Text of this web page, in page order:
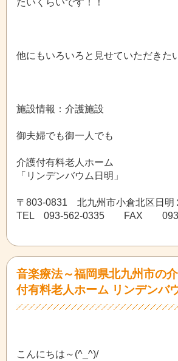
たいくらいです！！
他にもいろいろと見せていただきた
施設情報：介護施設
御夫婦でも御一人でも
介護付有料老人ホーム
「リンデンバウム日明」
〒803-0831 北九州市小倉北区日明
TEL 093-562-0335 FAX 093-
音楽療法～福岡県北九州市の
付有料老人ホーム リンデンバ
こんにちは～(^_^)/